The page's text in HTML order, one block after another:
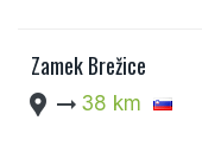
Zamek Brežice
location_pin arrow_right_alt 38 km